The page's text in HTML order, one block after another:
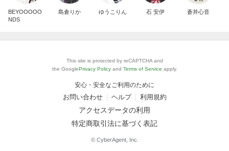
BEYOOOOO
NDS
島倉りか ゆうこりん 石 安伊 蒼井心音
This site is protected by reCAPTCHA and
the GooglePrivacy Policy and Terms of Service apply.
安心・安全なご利用のために
お問い合わせ ヘルプ 利用規約
アクセスデータの利用
特定商取引法に基づく表記
© CyberAgent, Inc.